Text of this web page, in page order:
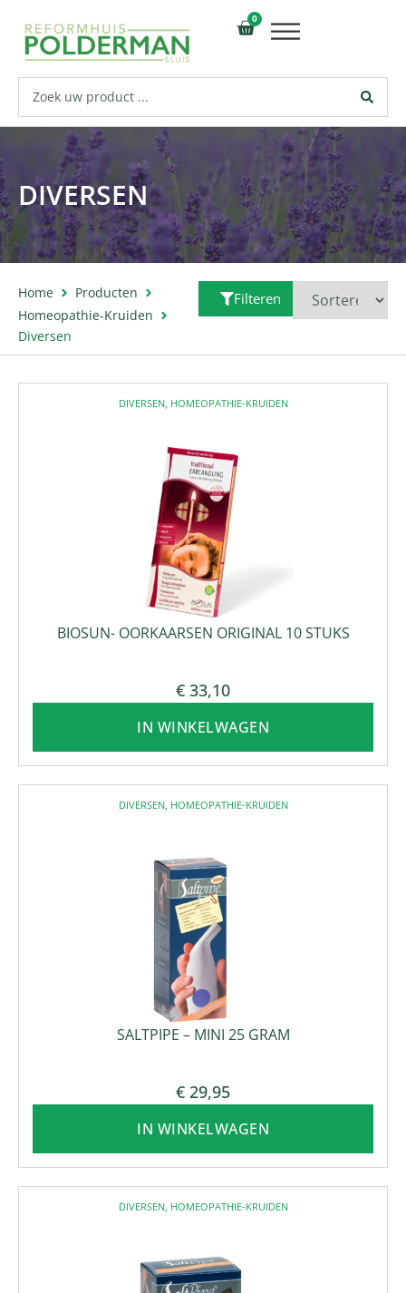
0
DIVERSEN
Home
Producten
Homeopathie-Kruiden
Diversen
Filteren
DIVERSEN, HOMEOPATHIE-KRUIDEN
BIOSUN- OORKAARSEN ORIGINAL 10 STUKS
€ 33,10
IN WINKELWAGEN
DIVERSEN, HOMEOPATHIE-KRUIDEN
SALTPIPE – MINI 25 GRAM
€ 29,95
IN WINKELWAGEN
DIVERSEN, HOMEOPATHIE-KRUIDEN